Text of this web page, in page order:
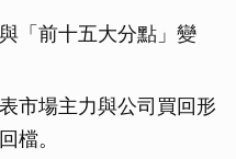
「前十五大分點」變
市場主力與公司買回形
檔。